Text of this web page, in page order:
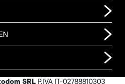
SRLP.IVA IT-02788810303